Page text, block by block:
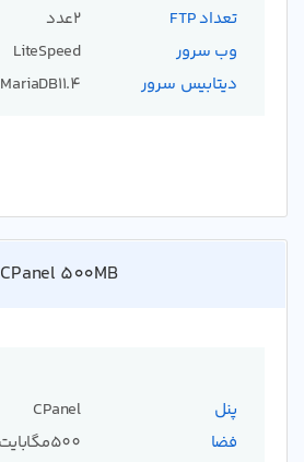
تعداد FTP
وب سرور
دیتابیس سرور
2عدد
LiteSpeed
MariaDB11.4
CPanel 500MB
پنل
فضا
CPanel
500مگابایت